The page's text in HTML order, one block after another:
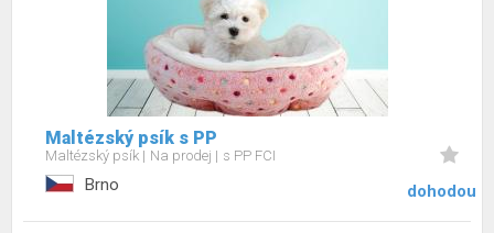
Maltézský psík s PP
Maltézský psík Na prodej s PP FCI
Brno dohodou